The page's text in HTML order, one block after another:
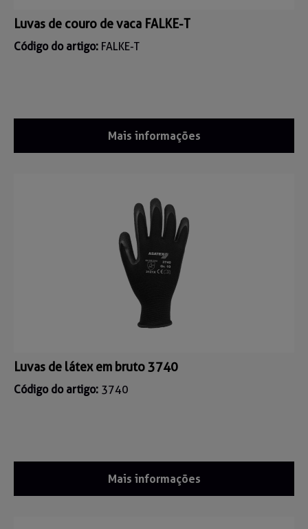
Luvas de couro de vaca FALKE-T
Código do artigo: FALKE-T
Mais informações
Luvas de látex em bruto 3740
Código do artigo: 3740
Mais informações